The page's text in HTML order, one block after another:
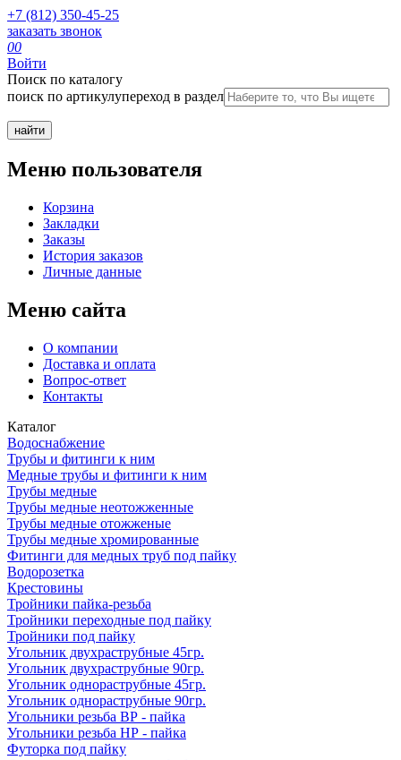
+7 (812) 350-45-25
заказать звонок
00
Войти
Поиск по каталогу
поиск по артикулупереход в раздел
Меню пользователя
Корзина
Закладки
Заказы
История заказов
Личные данные
Меню сайта
О компании
Доставка и оплата
Вопрос-ответ
Контакты
Каталог
Водоснабжение
Трубы и фитинги к ним
Медные трубы и фитинги к ним
Трубы медные
Трубы медные неотожженные
Трубы медные отожженые
Трубы медные хромированные
Фитинги для медных труб под пайку
Водорозетка
Крестовины
Тройники пайка-резьба
Тройники переходные под пайку
Тройники под пайку
Угольник двухраструбные 45гр.
Угольник двухраструбные 90гр.
Угольник однораструбные 45гр.
Угольник однораструбные 90гр.
Угольники резьба ВР - пайка
Угольники резьба НР - пайка
Футорка под пайку